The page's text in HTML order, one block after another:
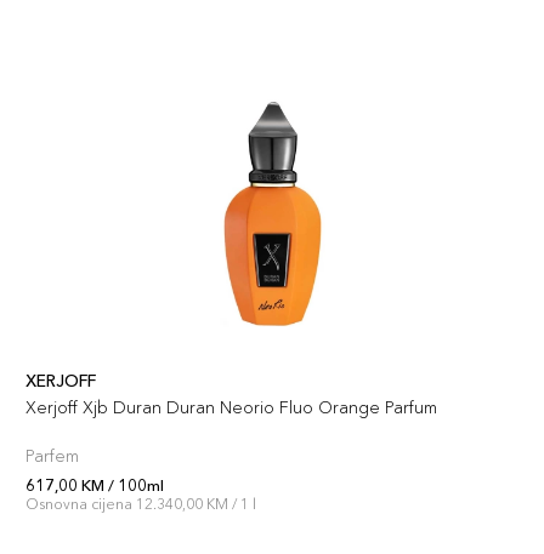
XERJOFF
Xerjoff Xjb Duran Duran Neorio Fluo Orange Parfum
Parfem
617,00 KM / 100ml
Osnovna cijena 12.340,00 KM / 1 l